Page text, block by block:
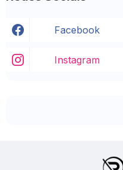
Facebook
Instagram